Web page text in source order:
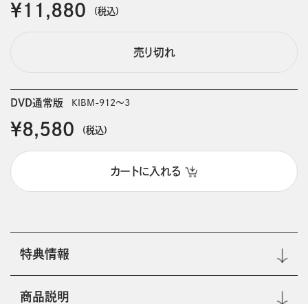
￥11,880 (税込)
売り切れ
DVD通常版 KIBM-912～3
￥8,580 (税込)
カートに入れる
特典情報
商品説明